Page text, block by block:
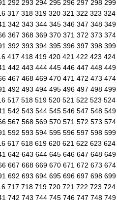
292 293 294 295 296 297 298 299
317 318 319 320 321 322 323 324
342 343 344 345 346 347 348 349
367 368 369 370 371 372 373 374
392 393 394 395 396 397 398 399
417 418 419 420 421 422 423 424
442 443 444 445 446 447 448 449
467 468 469 470 471 472 473 474
492 493 494 495 496 497 498 499
517 518 519 520 521 522 523 524
542 543 544 545 546 547 548 549
567 568 569 570 571 572 573 574
592 593 594 595 596 597 598 599
617 618 619 620 621 622 623 624
642 643 644 645 646 647 648 649
667 668 669 670 671 672 673 674
692 693 694 695 696 697 698 699
717 718 719 720 721 722 723 724
742 743 744 745 746 747 748 749